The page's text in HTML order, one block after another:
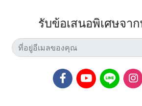
รับข้อเสนอพิเศษจาก